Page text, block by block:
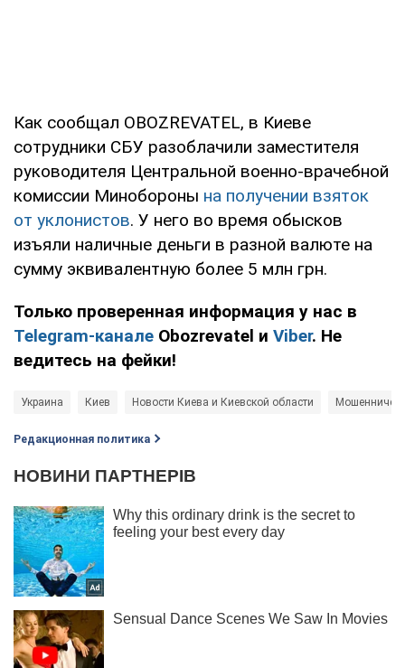
Как сообщал OBOZREVATEL, в Киеве
сотрудники СБУ разоблачили заместителя
руководителя Центральной военно-врачебной
комиссии Минобороны на получении взяток
от уклонистов. У него во время обысков
изъяли наличные деньги в разной валюте на
сумму эквивалентную более 5 млн грн.
Только проверенная информация у нас в
Telegram-канале Obozrevatel и Viber. Не
ведитесь на фейки!
Украина Киев Новости Киева и Киевской области
Редакционная политика